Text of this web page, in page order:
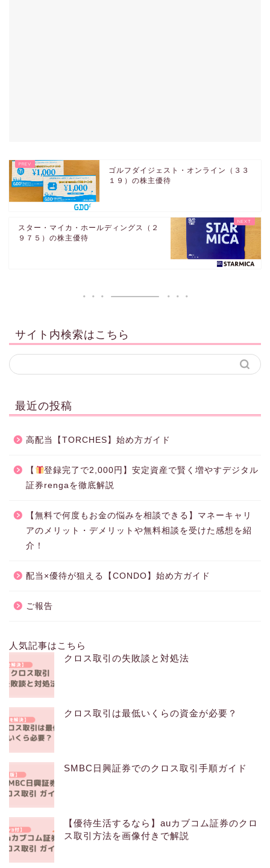
ゴルフダイジェスト・オンライン（３３
１９）の株主優待
スター・マイカ・ホールディングス（２
９７５）の株主優待
サイト内検索はこちら
最近の投稿
高配当【TORCHES】始め方ガイド
【
登録完了で2,000円】安定資産で賢く増やすデジタル
証券rengaを徹底解説
【無料で何度もお金の悩みを相談できる】マネーキャリ
アのメリット・デメリットや無料相談を受けた感想を紹
介！
配当×優待が狙える【CONDO】始め方ガイド
ご報告
人気記事はこちら
クロス取引の失敗談と対処法
クロス取引は最低いくらの資金が必要？
SMBC日興証券でのクロス取引手順ガイド
【優待生活するなら】auカブコム証券のクロ
ス取引方法を画像付きで解説